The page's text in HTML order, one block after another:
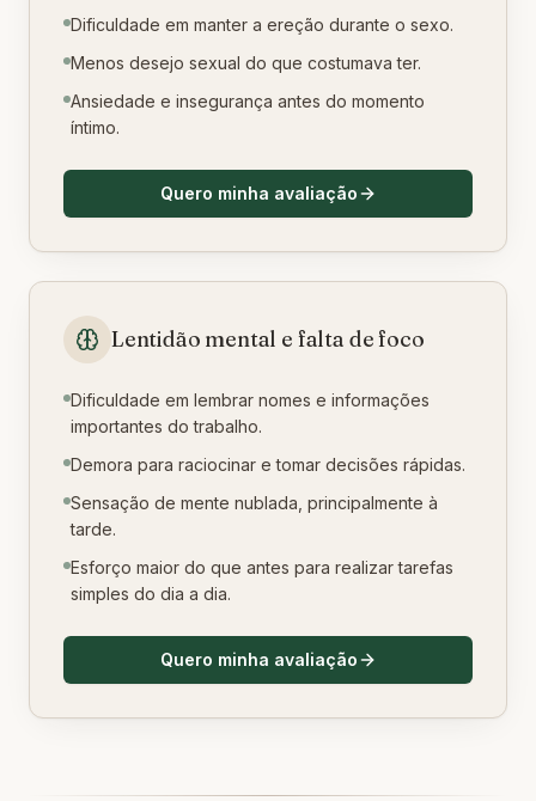
Dificuldade em manter a ereção durante o sexo.
Menos desejo sexual do que costumava ter.
Ansiedade e insegurança antes do momento
íntimo.
Quero minha avaliação
Lentidão mental e falta de foco
Dificuldade em lembrar nomes e informações
importantes do trabalho.
Demora para raciocinar e tomar decisões rápidas.
Sensação de mente nublada, principalmente à
tarde.
Esforço maior do que antes para realizar tarefas
simples do dia a dia.
Quero minha avaliação